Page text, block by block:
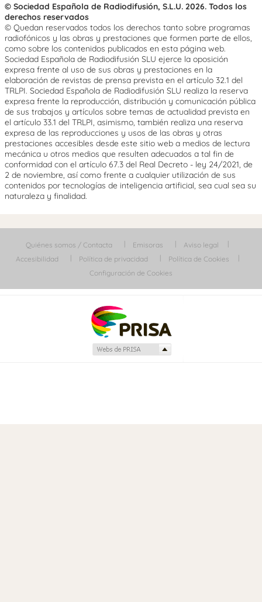
© Sociedad Española de Radiodifusión, S.L.U. 2026. Todos los
derechos reservados
© Quedan reservados todos los derechos tanto sobre programas
radiofónicos y las obras y prestaciones que formen parte de ellos,
como sobre los contenidos publicados en esta página web.
Sociedad Española de Radiodifusión SLU ejerce la oposición
expresa frente al uso de sus obras y prestaciones en la
elaboración de revistas de prensa prevista en el artículo 32.1 del
TRLPI. Sociedad Española de Radiodifusión SLU realiza la reserva
expresa frente la reproducción, distribución y comunicación pública
de sus trabajos y artículos sobre temas de actualidad prevista en
el artículo 33.1 del TRLPI, asimismo, también realiza una reserva
expresa de las reproducciones y usos de las obras y otras
prestaciones accesibles desde este sitio web a medios de lectura
mecánica u otros medios que resulten adecuados a tal fin de
conformidad con el artículo 67.3 del Real Decreto - ley 24/2021, de
2 de noviembre, así como frente a cualquier utilización de sus
contenidos por tecnologías de inteligencia artificial, sea cual sea su
naturaleza y finalidad.
Quiénes somos / Contacta Emisoras
Aviso legal
Accesibilidad
Política de privacidad
Política de Cookies
Configuración de Cookies